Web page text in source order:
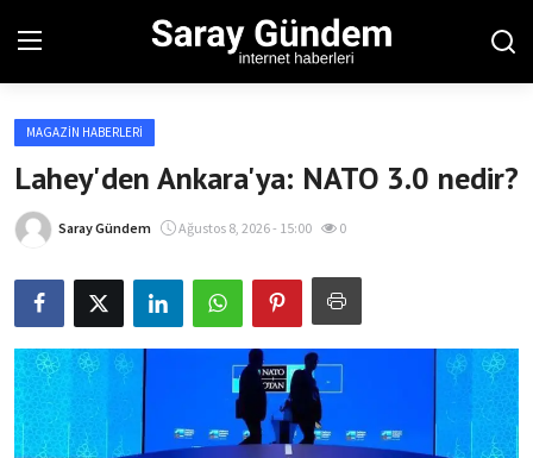
Ana Sayfa
Bölgesel
Spor Haberleri
Teknoloji Haberleri
Magazin Haberleri
MAGAZIN HABERLERI
Lahey'den Ankara'ya: NATO 3.0 nedir?
Saray Gündem Ağustos 8, 2026 - 15:00 0